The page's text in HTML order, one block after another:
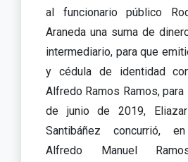
al funcionario público
Araneda una suma de
intermediario, para que
y cédula de identidad
Alfredo Ramos Ramos,
de junio de 2019,
Santibáñez concurrió,
Alfredo Manuel